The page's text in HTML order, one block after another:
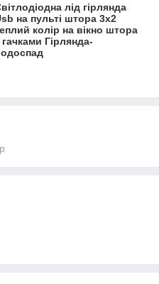
лід гірлянда
на пульті штора 3х2
колір на вікно штора
гачками Гірлянда-